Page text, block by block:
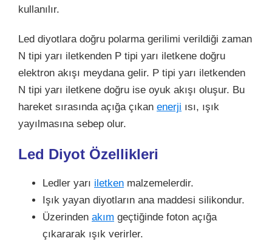
kullanılır.
Led diyotlara doğru polarma gerilimi verildiği zaman
N tipi yarı iletkenden P tipi yarı iletkene doğru
elektron akışı meydana gelir. P tipi yarı iletkenden
N tipi yarı iletkene doğru ise oyuk akışı oluşur. Bu
hareket sırasında açığa çıkan enerji ısı, ışık
yayılmasına sebep olur.
Led Diyot Özellikleri
Ledler yarı iletken malzemelerdir.
Işık yayan diyotların ana maddesi silikondur.
Üzerinden akım geçtiğinde foton açığa
çıkararak ışık verirler.